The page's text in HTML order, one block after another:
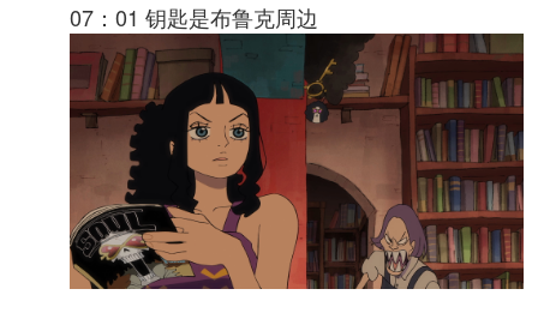
07：01 钥匙是布鲁克周边